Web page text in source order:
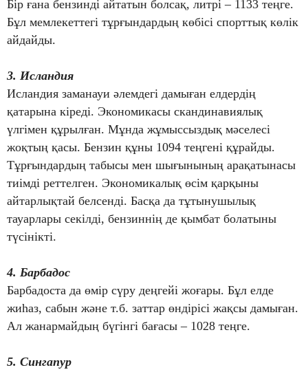
Бір ғана бензинді айтатын болсақ, литрі – 1133 теңге.
Бұл мемлекеттегі тұрғындардың көбісі спорттық көлік
айдайды.
3. Исландия
Исландия заманауи әлемдегі дамыған елдердің
қатарына кіреді. Экономикасы скандинавиялық
үлгімен құрылған. Мұнда жұмыссыздық мәселесі
жоқтың қасы. Бензин құны 1094 теңгені құрайды.
Тұрғындардың табысы мен шығынының арақатынасы
тиімді реттелген. Экономикалық өсім қарқыны
айтарлықтай белсенді. Басқа да тұтынушылық
тауарлары секілді, бензиннің де қымбат болатыны
түсінікті.
4. Барбадос
Барбадоста да өмір сүру деңгейі жоғары. Бұл елде
жиһаз, сабын және т.б. заттар өндірісі жақсы дамыған.
Ал жанармайдың бүгінгі бағасы – 1028 теңге.
5. Сингапур